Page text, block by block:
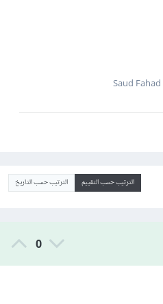
الترتيب حسب التقييم الترتيب حسب التاريخ
0